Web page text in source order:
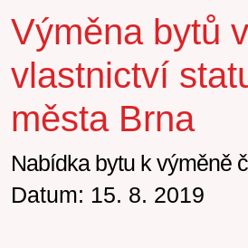
Výměna bytů
vlastnictví
města Brna
Nabídka bytu k výměně
Datum: 15. 8. 2019